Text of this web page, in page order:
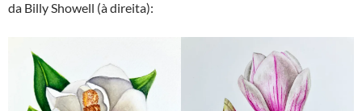
da Billy Showell (à direita):